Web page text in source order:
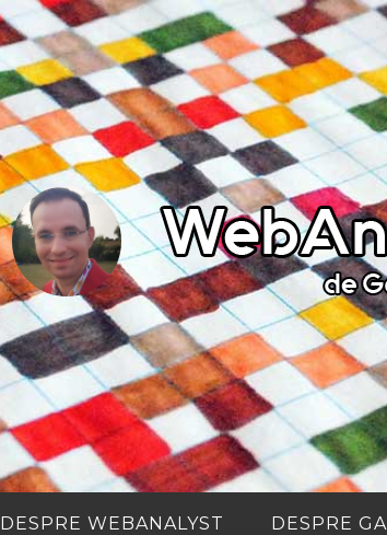
DESPRE WEBANALYST DESPRE